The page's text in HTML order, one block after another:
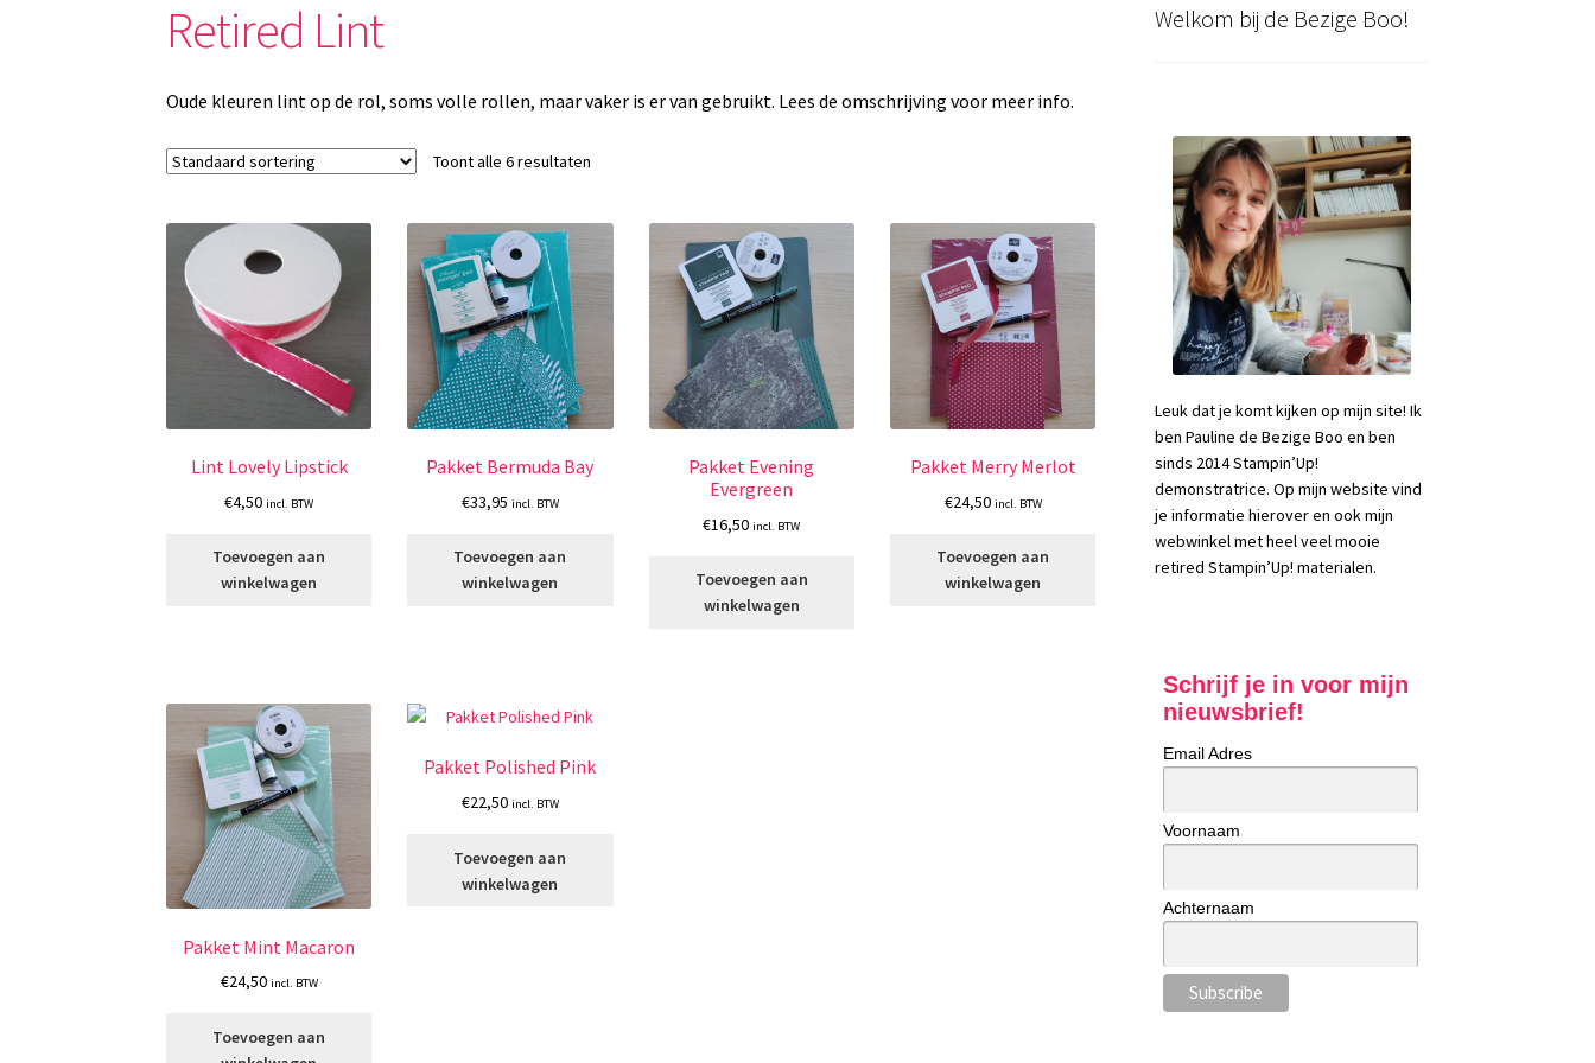
Retired Lint
Oude kleuren lint op de rol, soms volle rollen, maar vaker is er van gebruikt. Lees de omschrijving voor meer info.
Toont alle 6 resultaten
Lint Lovely Lipstick
€4,50 incl. BTW
Toevoegen aan
winkelwagen
Pakket Bermuda Bay
€33,95 incl. BTW
Toevoegen aan
winkelwagen
Pakket Evening
Evergreen
€16,50 incl. BTW
Toevoegen aan
winkelwagen
Pakket Merry Merlot
€24,50 incl. BTW
Toevoegen aan
winkelwagen
Pakket Mint Macaron
€24,50 incl. BTW
Toevoegen aan
Pakket Polished Pink
€22,50 incl. BTW
Toevoegen aan
winkelwagen
Welkom bij de Bezige Boo!
Leuk dat je komt kijken op mijn site! Ik
ben Pauline de Bezige Boo en ben
sinds 2014 Stampin’Up!
demonstratrice. Op mijn website vind
je informatie hierover en ook mijn
webwinkel met heel veel mooie
retired Stampin’Up! materialen.
Schrijf je in voor mijn
nieuwsbrief!
Email Adres
Voornaam
Achternaam